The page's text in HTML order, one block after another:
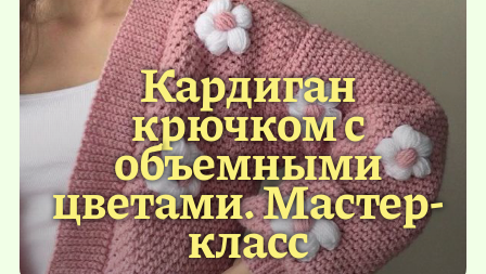
Кардиган
крючком с
объемными
цветами. Мастер-
класс